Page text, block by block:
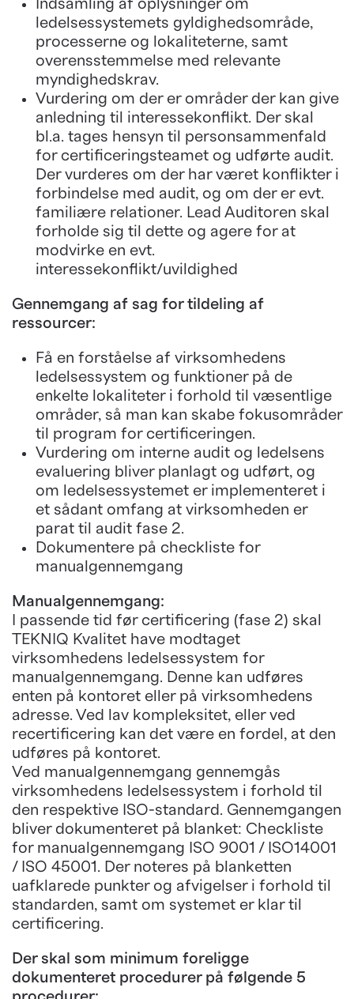
Indsamling af oplysninger om
ledelsessystemets gyldighedsområde,
processerne og lokaliteterne, samt
overensstemmelse med relevante
myndighedskrav.
Vurdering om der er områder der kan give
anledning til interessekonflikt. Der skal
bl.a. tages hensyn til personsammenfald
for certificeringsteamet og udførte audit.
Der vurderes om der har været konflikter i
forbindelse med audit, og om der er evt.
familiære relationer. Lead Auditoren skal
forholde sig til dette og agere for at
modvirke en evt.
interessekonflikt/uvildighed
Gennemgang af sag for tildeling af
ressourcer:
Få en forståelse af virksomhedens
ledelsessystem og funktioner på de
enkelte lokaliteter i forhold til væsentlige
områder, så man kan skabe fokusområder
til program for certificeringen.
Vurdering om interne audit og ledelsens
evaluering bliver planlagt og udført, og
om ledelsessystemet er implementeret i
et sådant omfang at virksomheden er
parat til audit fase 2.
Dokumentere på checkliste for
manualgennemgang
Manualgennemgang:
I passende tid før certificering (fase 2) skal
TEKNIQ Kvalitet have modtaget
virksomhedens ledelsessystem for
manualgennemgang. Denne kan udføres
enten på kontoret eller på virksomhedens
adresse. Ved lav kompleksitet, eller ved
recertificering kan det være en fordel, at den
udføres på kontoret.
Ved manualgennemgang gennemgås
virksomhedens ledelsessystem i forhold til
den respektive ISO-standard. Gennemgangen
bliver dokumenteret på blanket: Checkliste
for manualgennemgang ISO 9001 / ISO14001
/ ISO 45001. Der noteres på blanketten
uafklarede punkter og afvigelser i forhold til
standarden, samt om systemet er klar til
certificering.
Der skal som minimum foreligge
dokumenteret procedurer på følgende 5